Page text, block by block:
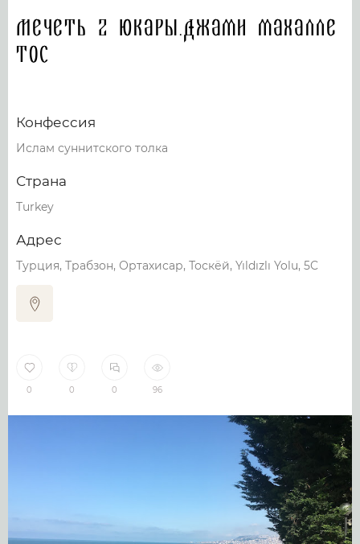
Мечеть 2 Юкары.Джами махалле
Тос
Конфессия
Ислам суннитского толка
Страна
Turkey
Адрес
Турция, Трабзон, Ортахисар, Тоскёй, Yıldızlı Yolu, 5C
0 0 0 96